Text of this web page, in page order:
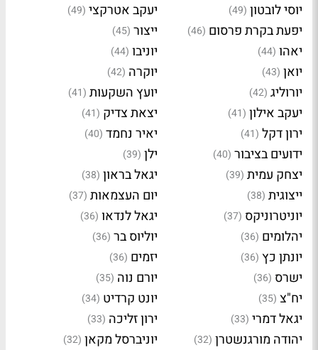
יוסי לובטון (49) יעקב אטרקצי (49)
יפעת בקרת פרסום (46) ייצור (45)
יאהו (44) יוניבו (44)
יואן (43) יוקרה (42)
יורוליג (42) יועץ השקעות (41)
יעקב אילון (41) יצאת צדיק (41)
ירון דקל (41) יאיר נחמד (40)
ידועים בציבור (40) ילן (39)
יצחק עמית (39) יגאל בראון (38)
ייצוגית (38) יום העצמאות (37)
יוניטרוניקס (37) יגאל לנדאו (36)
יהלומים (36) יוליוס בר (36)
יונתן כץ (36) יזמים (36)
ישרס (36) יורם נוה (35)
יח"צ (35) יונט קרדיט (34)
יגאל דמרי (33) ירון זליכה (33)
יהודה מורגנשטרן (32) יוניברסל מקאן (32)